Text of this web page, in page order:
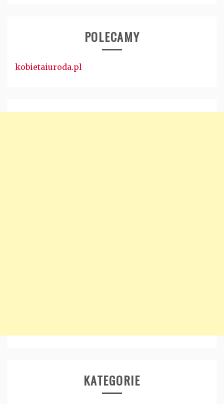
POLECAMY
kobietaiuroda.pl
KATEGORIE